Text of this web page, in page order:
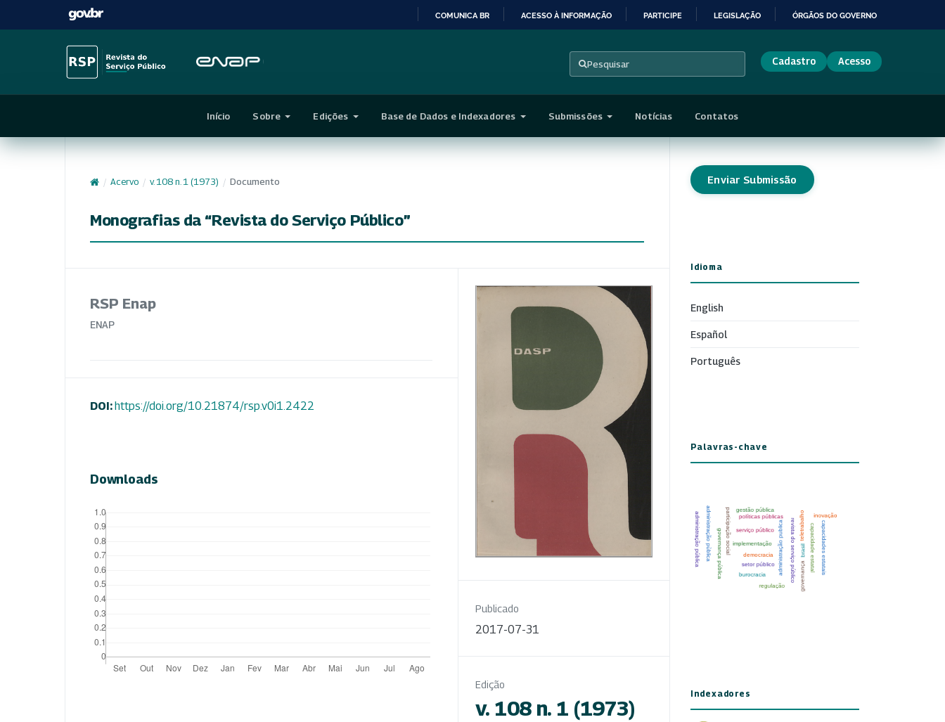
CONTEÚDO
COMUNICA BR ACESSO À INFORMAÇÃO PARTICIPE LEGISLAÇÃO ÓRGÃOS DO GOVERNO
Pesquisar Cadastro Acesso
Início Sobre Edições Base de Dados e Indexadores Submissões Notícias Contatos
/ Acervo / v. 108 n. 1 (1973) / Documento
Monografias da “Revista do Serviço Público”
RSP Enap
ENAP
DOI:https://doi.org/10.21874/rsp.v0i1.2422
Downloads
Publicado
2017-07-31
Edição
v. 108 n. 1 (1973)
Enviar Submissão
Idioma
English
Español
Português
Palavras-chave
Indexadores